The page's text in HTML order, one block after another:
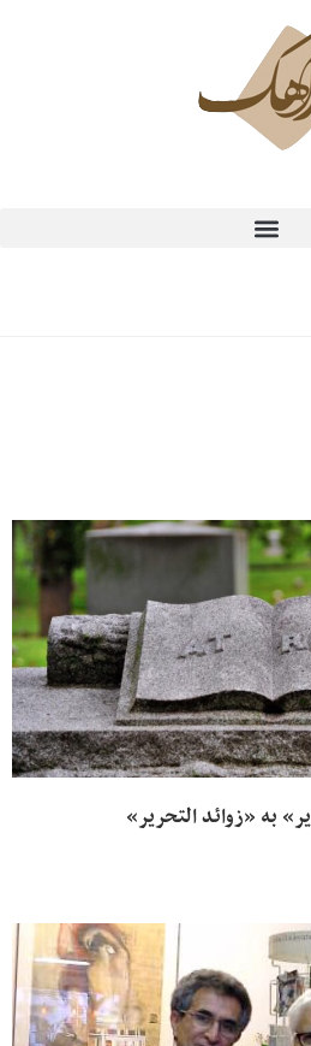
به «زوائد التحریر»